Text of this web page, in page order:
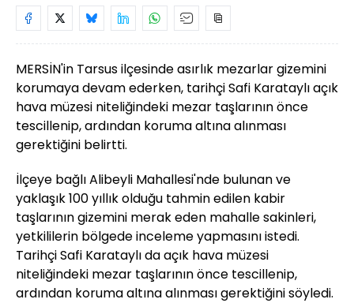
MERSİN'in Tarsus ilçesinde asırlık mezarlar gizemini
korumaya devam ederken, tarihçi Safi Karataylı açık
hava müzesi niteliğindeki mezar taşlarının önce
tescillenip, ardından koruma altına alınması
gerektiğini belirtti.
İlçeye bağlı Alibeyli Mahallesi'nde bulunan ve
yaklaşık 100 yıllık olduğu tahmin edilen kabir
taşlarının gizemini merak eden mahalle sakinleri,
yetkililerin bölgede inceleme yapmasını istedi.
Tarihçi Safi Karataylı da açık hava müzesi
niteliğindeki mezar taşlarının önce tescillenip,
ardından koruma altına alınması gerektiğini söyledi.